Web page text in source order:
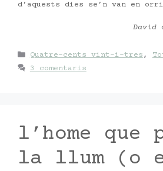
d’aquests dies se’n van en
David
Categories
Quatre-cents vint-i-tres ,
3 comentaris
l’home que
la llum (o